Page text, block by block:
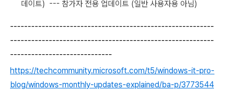
데이트) --- 참가자 전용 업데이트 (일반 사용자용 아님)
----------------------------------------------------------
----------------------------------------------------------
-----------------------------
https://techcommunity.microsoft.com/t5/windows-it-pro-
blog/windows-monthly-updates-explained/ba-p/3773544